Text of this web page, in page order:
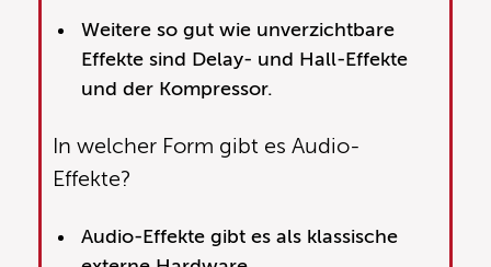
Weitere so gut wie unverzichtbare
Effekte sind Delay- und Hall-Effekte
und der Kompressor.
In welcher Form gibt es Audio-
Effekte?
Audio-Effekte gibt es als klassische